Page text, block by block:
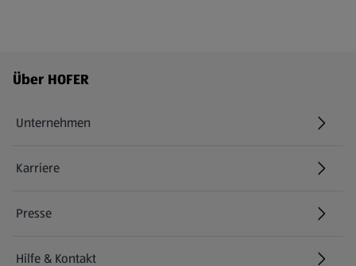
Fußzeilenmenü - weitere Links
Über HOFER
Unternehmen
Karriere
(öffnet in einem neuen Tab)
Presse
Hilfe & Kontakt